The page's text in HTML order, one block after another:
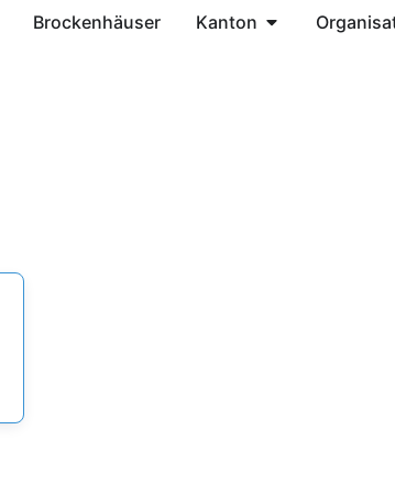
Brockenhäuser Kanton